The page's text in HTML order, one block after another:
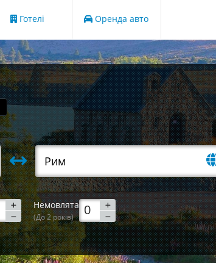
Готелі Оренда авто
Немовлята
(До 2 років)